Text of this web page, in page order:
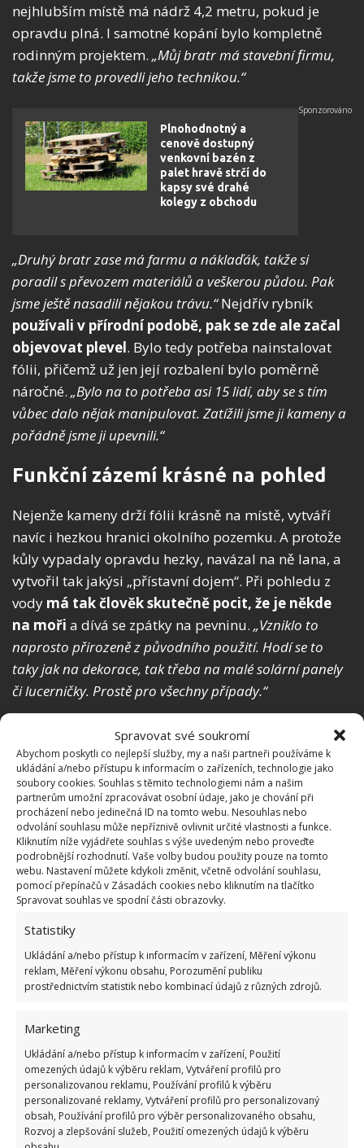
Spravovat své soukromí
Abychom poskytli co nejlepší služby, my a naši partneři používáme k
ukládání a/nebo přístupu k informacím o zařízeních, technologie jako
soubory cookies. Souhlas s těmito technologiemi nám a našim
partnerům umožní zpracovávat osobní údaje, jako je chování při
procházení nebo jedinečná ID na tomto webu. Nesouhlas nebo
odvolání souhlasu může nepříznivě ovlivnit určité vlastnosti a funkce.
Kliknutím níže vyjádřete souhlas s výše uvedeným nebo proveďte
podrobnější rozhodnutí. Vaše volby budou použity pouze na tomto
webu. Nastavení můžete kdykoli změnit, včetně odvolání souhlasu,
pomocí přepínačů v Zásadách cookies nebo kliknutím na tlačítko
Spravovat souhlas ve spodní části obrazovky.
Statistiky
Ukládání a/nebo přístup k informacím v zařízení, Měření výkonu
reklam, Měření výkonu obsahu, Porozumění publiku
prostřednictvím statistik nebo kombinací údajů z různých zdrojů.
Marketing
Ukládání a/nebo přístup k informacím v zařízení, Použití
omezených údajů k výběru reklam, Vytváření profilů pro
personalizovanou reklamu, Používání profilů k výběru
personalizované reklamy, Vytváření profilů pro personalizovaný
obsah, Používání profilů pro výběr personalizovaného obsahu,
Rozvoj a zlepšování služeb, Použití omezených údajů k výběru
nejhlubším místě má nádrž 4,2 metru, pokud je
opravdu plná. I samotné kopání bylo kompletně
rodinným projektem. „Můj bratr má stavební firmu,
takže jsme to provedli jeho technikou.“
Plnohodnotný a
cenově dostupný
venkovní bazén z
palet hravě strčí do
kapsy své drahé
kolegy z obchodu
„Druhý bratr zase má farmu a náklaďák, takže si
poradil s převozem materiálů a veškerou půdou. Pak
jsme ještě nasadili nějakou trávu.“Nejdřív rybník
používali v přírodní podobě, pak se zde ale začal
objevovat plevel. Bylo tedy potřeba nainstalovat
fólii, přičemž už jen její rozbalení bylo poměrně
náročné. „Bylo na to potřeba asi 15 lidí, aby se s tím
vůbec dalo nějak manipulovat. Zatížili jsme ji kameny a
pořádně jsme ji upevnili.“
Funkční zázemí krásné na pohled
Nejenže kameny drží fólii krásně na místě, vytváří
navíc i hezkou hranici okolního pozemku. A protože
kůly vypadaly opravdu hezky, navázal na ně lana, a
vytvořil tak jakýsi „přístavní dojem“. Při pohledu z
vody má tak člověk skutečně pocit, že je někde
na moři a dívá se zpátky na pevninu. „Vzniklo to
naprosto přirozeně z původního použití. Hodí se to
taky jak na dekorace, tak třeba na malé solární panely
či lucerničky. Prostě pro všechny případy.“
Zdroj:Onlinenytt